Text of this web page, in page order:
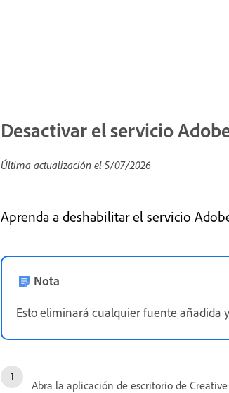
Desactivar el servicio
Última actualización el 5/07/2026
Aprenda a deshabilitar el servicio
Nota
Esto eliminará cualquier fuente añadida
Abra la aplicación de escritorio de Creative